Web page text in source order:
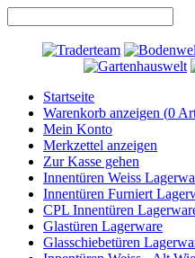
Startseite
Warenkorb anzeigen (0
Mein Konto
Merkzettel anzeigen
Zur Kasse gehen
Innentüren Weiss
Innentüren Furniert
CPL Innentüren
Glastüren Lagerware
Glasschiebetüren